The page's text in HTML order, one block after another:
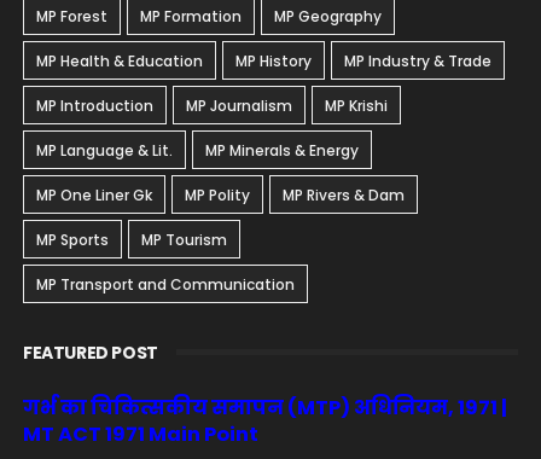
MP Forest MP Formation MP Geography
MP Health & Education MP History MP Industry & Trade
MP Introduction MP Journalism MP Krishi
MP Language & Lit. MP Minerals & Energy
MP One Liner Gk MP Polity MP Rivers & Dam
MP Sports MP Tourism
MP Transport and Communication
FEATURED POST
गर्भ का चिकित्सकीय समापन (MTP) अधिनियम, 1971 |
MT ACT 1971 Main Point